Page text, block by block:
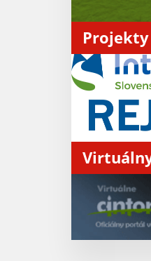
Projekty